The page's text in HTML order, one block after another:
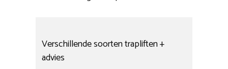
Verschillende soorten trapliften +
advies